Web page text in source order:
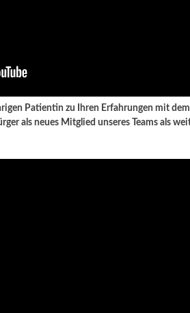
Patientin zu Ihren Erfahrungen mit
als neues Mitglied unseres Teams als